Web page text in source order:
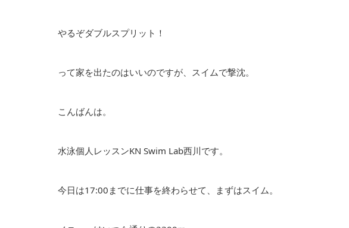
やるぞダブルスプリット！
って家を出たのはいいのですが、スイムで撃沈。
こんばんは。
水泳個人レッスンKN Swim Lab西川です。
今日は17:00までに仕事を終わらせて、まずはスイム。